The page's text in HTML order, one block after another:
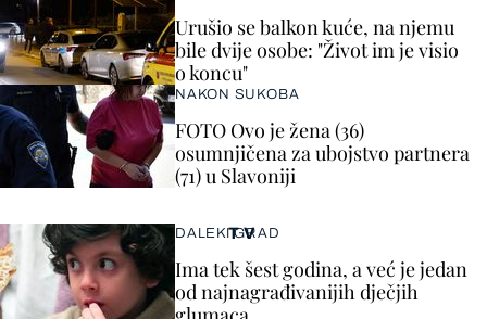
Urušio se balkon kuće, na njemu
bile dvije osobe: "Život im je visio
o koncu"
NAKON SUKOBA
FOTO Ovo je žena (36)
osumnjičena za ubojstvo partnera
(71) u Slavoniji
TV
DALEKI GRAD
Ima tek šest godina, a već je jedan
od najnagrađivanijih dječjih